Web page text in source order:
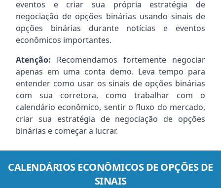
eventos e criar sua própria estratégia de
negociação de opções binárias usando sinais de
opções binárias durante notícias e eventos
econômicos importantes.
Atenção: Recomendamos fortemente negociar
apenas em uma conta demo. Leva tempo para
entender como usar os sinais de opções binárias
com sua corretora, como trabalhar com o
calendário econômico, sentir o fluxo do mercado,
criar sua estratégia de negociação de opções
binárias e começar a lucrar.
CALENDÁRIOS ECONÔMICOS DE OPÇÕES DE
SINAIS